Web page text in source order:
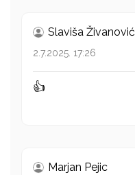
Slaviša Živanović
2.7.2025. 17:26
👍
Marjan Pejic